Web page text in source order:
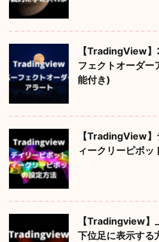
【TradingView
フェクトオーダー
能付き)
【TradingView
ィークリーピボッ
【Tradingview】
下位足に表示する